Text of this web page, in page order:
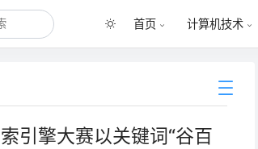
首页 计算机技术
引擎大赛以关键词“谷百